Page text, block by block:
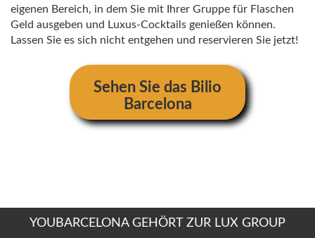
eigenen Bereich, in dem Sie mit Ihrer Gruppe für Flaschen
Geld ausgeben und Luxus-Cocktails genießen können.
Lassen Sie es sich nicht entgehen und reservieren Sie jetzt!
Sehen Sie das Bilio
Barcelona
YOUBARCELONA GEHÖRT ZUR LUX GROUP